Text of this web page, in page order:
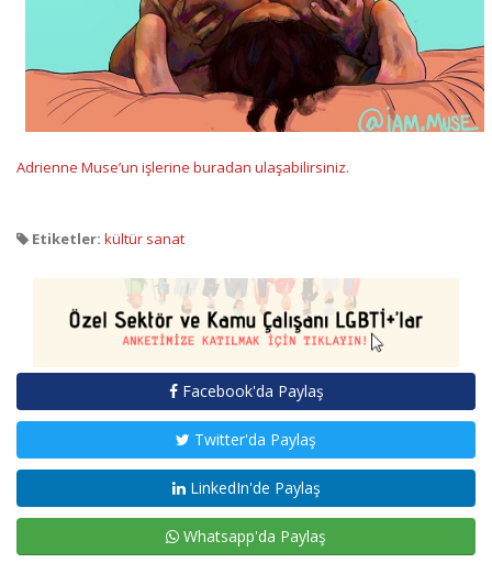
Adrienne Muse’un işlerine buradan ulaşabilirsiniz.
Etiketler: kültür sanat
Facebook'da Paylaş
Twitter'da Paylaş
LinkedIn'de Paylaş
Whatsapp'da Paylaş